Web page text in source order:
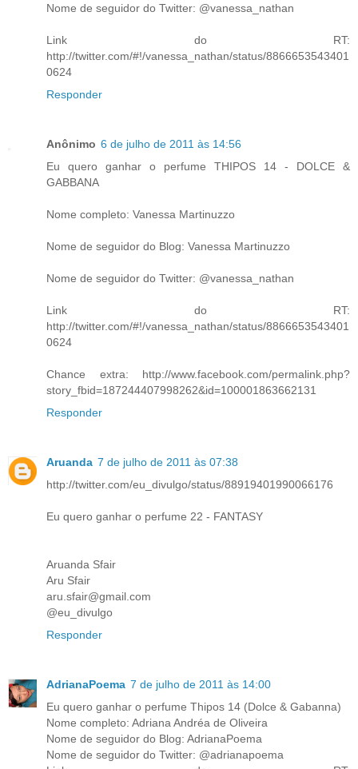
Nome de seguidor do Twitter: @vanessa_nathan
Link do RT:
http://twitter.com/#!/vanessa_nathan/status/8866653543401
0624
Responder
Anônimo 6 de julho de 2011 às 14:56
Eu quero ganhar o perfume THIPOS 14 - DOLCE &
GABBANA
Nome completo: Vanessa Martinuzzo
Nome de seguidor do Blog: Vanessa Martinuzzo
Nome de seguidor do Twitter: @vanessa_nathan
Link do RT:
http://twitter.com/#!/vanessa_nathan/status/8866653543401
0624
Chance extra: http://www.facebook.com/permalink.php?
story_fbid=187244407998262&id=100001863662131
Responder
Aruanda 7 de julho de 2011 às 07:38
http://twitter.com/eu_divulgo/status/88919401990066176
Eu quero ganhar o perfume 22 - FANTASY
Aruanda Sfair
Aru Sfair
aru.sfair@gmail.com
@eu_divulgo
Responder
AdrianaPoema 7 de julho de 2011 às 14:00
Eu quero ganhar o perfume Thipos 14 (Dolce & Gabanna)
Nome completo: Adriana Andréa de Oliveira
Nome de seguidor do Blog: AdrianaPoema
Nome de seguidor do Twitter: @adrianapoema